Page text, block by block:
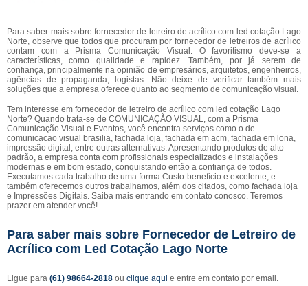
Para saber mais sobre fornecedor de letreiro de acrílico com led cotação Lago
Norte, observe que todos que procuram por fornecedor de letreiros de acrílico
contam com a Prisma Comunicação Visual. O favoritismo deve-se a
características, como qualidade e rapidez. Também, por já serem de
confiança, principalmente na opinião de empresários, arquitetos, engenheiros,
agências de propaganda, logistas. Não deixe de verificar também mais
soluções que a empresa oferece quanto ao segmento de comunicação visual.
Tem interesse em fornecedor de letreiro de acrílico com led cotação Lago
Norte? Quando trata-se de COMUNICAÇÃO VISUAL, com a Prisma
Comunicação Visual e Eventos, você encontra serviços como o de
comunicacao visual brasilia, fachada loja, fachada em acm, fachada em lona,
impressão digital, entre outras alternativas. Apresentando produtos de alto
padrão, a empresa conta com profissionais especializados e instalações
modernas e em bom estado, conquistando então a confiança de todos.
Executamos cada trabalho de uma forma Custo-benefício e excelente, e
também oferecemos outros trabalhamos, além dos citados, como fachada loja
e Impressões Digitais. Saiba mais entrando em contato conosco. Teremos
prazer em atender você!
Para saber mais sobre Fornecedor de Letreiro de
Acrílico com Led Cotação Lago Norte
Ligue para (61) 98664-2818 ou clique aqui e entre em contato por email.